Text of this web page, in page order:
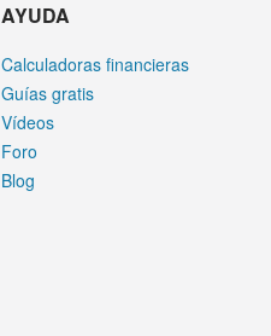
AYUDA
Calculadoras financieras
Guías gratis
Vídeos
Foro
Blog